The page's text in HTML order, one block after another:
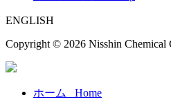
ENGLISH
Copyright © 2026 Nisshin Chemical
ホーム Home